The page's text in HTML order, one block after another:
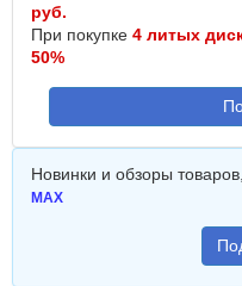
руб.
При покупке 4 литых
50%
Новинки и обзоры
MAX